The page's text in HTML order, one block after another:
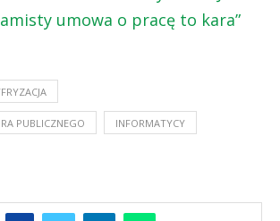
umowa o pracę to kara”
PUBLICZNEGO INFORMATYCY